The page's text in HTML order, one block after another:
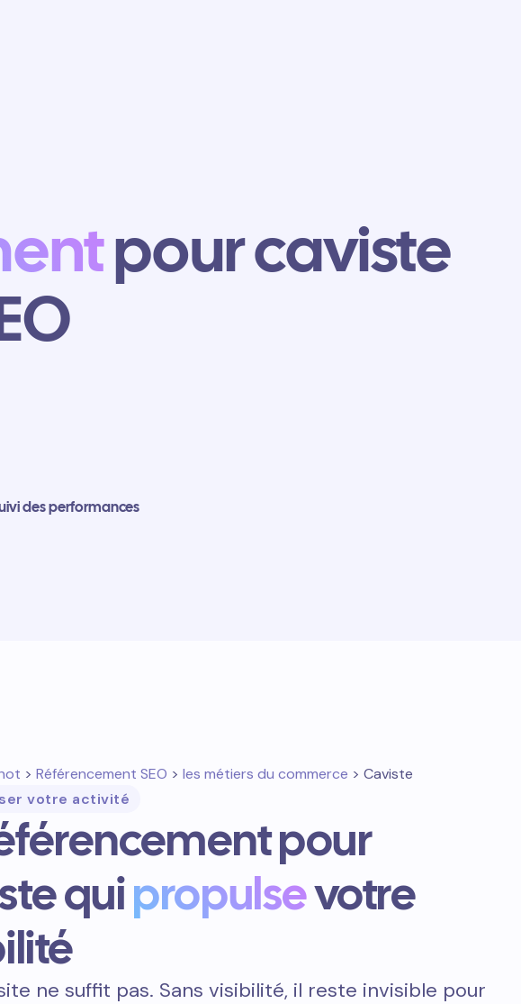
pour caviste
des performances
> Référencement SEO > les métiers du commerce > Caviste
votre activité
pour
quipropulsevotre
ne suffit pas. Sans visibilité, il reste invisible pour